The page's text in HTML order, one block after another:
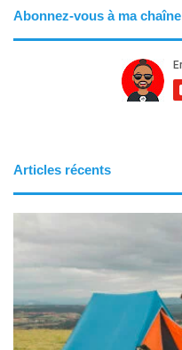
Abonnez-vous à ma chaîne
Articles récents